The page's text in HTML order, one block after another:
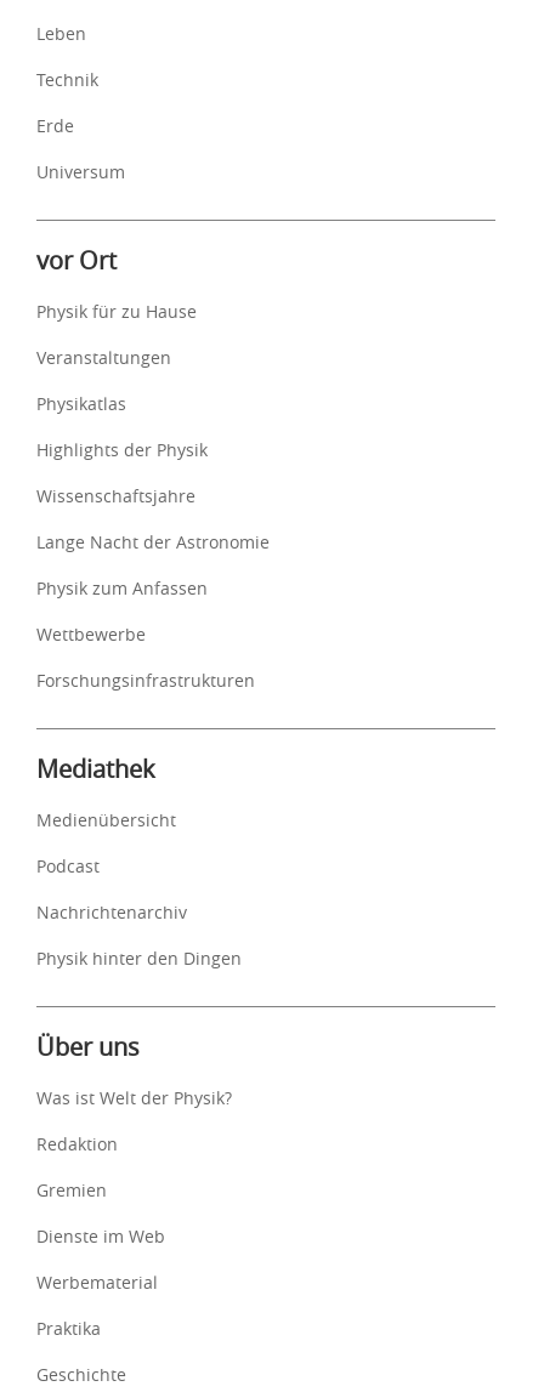
Leben
Technik
Erde
Universum
vor Ort
Physik für zu Hause
Veranstaltungen
Physikatlas
Highlights der Physik
Wissenschaftsjahre
Lange Nacht der Astronomie
Physik zum Anfassen
Wettbewerbe
Forschungsinfrastrukturen
Mediathek
Medienübersicht
Podcast
Nachrichtenarchiv
Physik hinter den Dingen
Über uns
Was ist Welt der Physik?
Redaktion
Gremien
Dienste im Web
Werbematerial
Praktika
Geschichte